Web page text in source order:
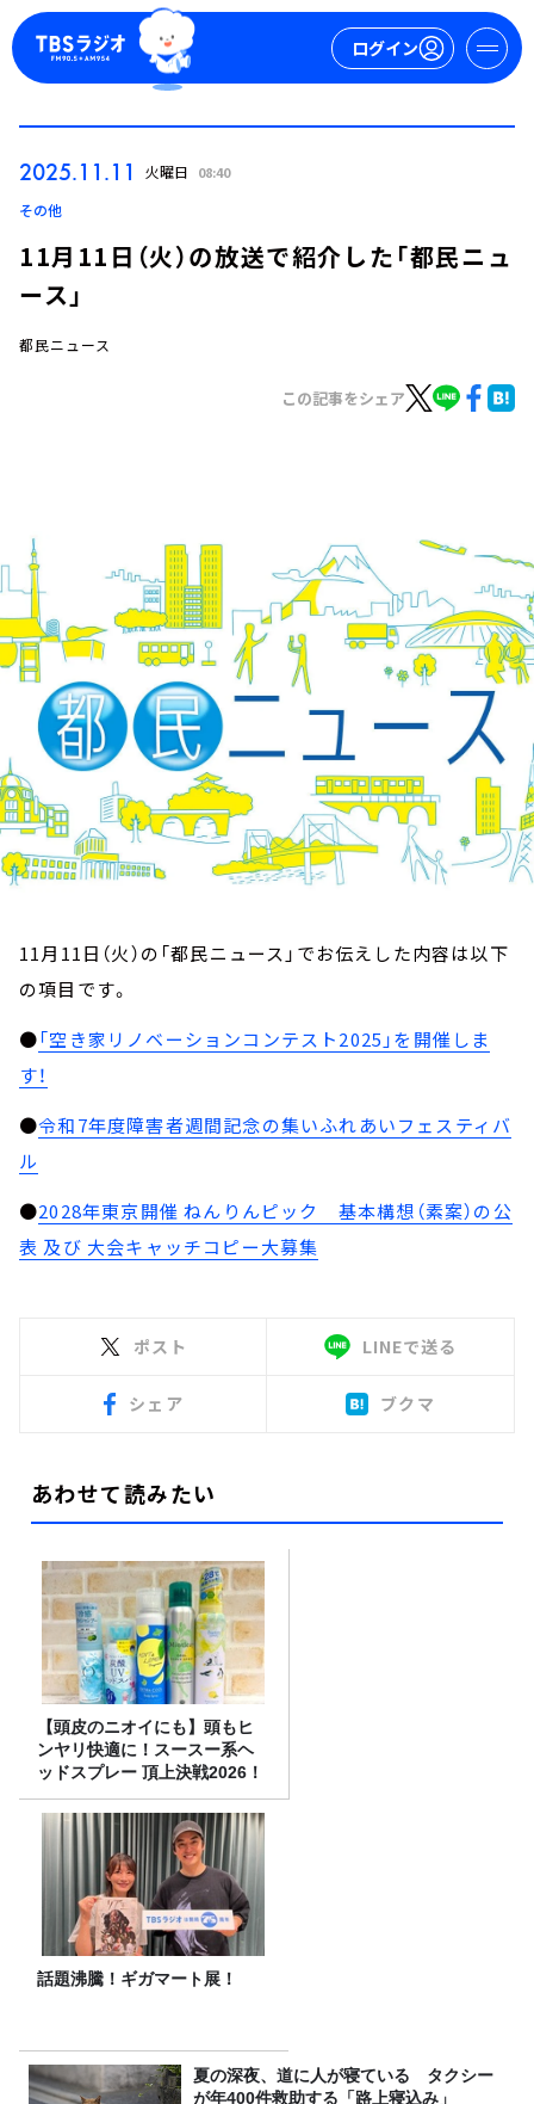
ログイン
イベント・グッズ
YouTube
会社情報
2025.11.11 火曜日 08:40
その他
11月11日（火）の放送で紹介した「都民ニュ
ース」
都民ニュース
この記事をシェア
11月11日（火）の「都民ニュース」でお伝えした内容は以下
の項目です。
●「空き家リノベーションコンテスト2025」を開催しま
す！
●令和7年度障害者週間記念の集いふれあいフェスティバ
ル
●2028年東京開催 ねんりんピック 基本構想（素案）の公
表 及び 大会キャッチコピー大募集
ポスト LINEで送る
シェア ブクマ
あわせて読みたい
【頭皮のニオイにも】頭もヒ
ンヤリ快適に！スースー系ヘ
ッドスプレー 頂上決戦2026！
話題沸騰！ギガマート展！
夏の深夜、道に人が寝ている タクシー
が年400件救助する「路上寝込み」